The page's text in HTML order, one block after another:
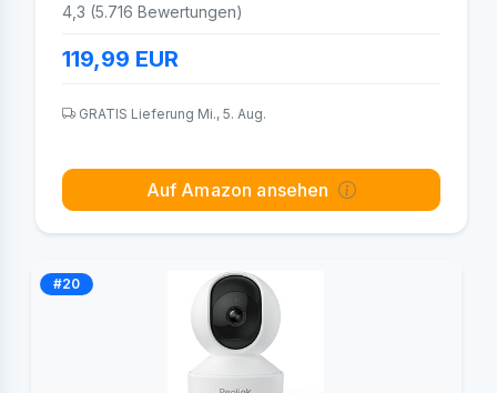
4,3 (5.716 Bewertungen)
119,99 EUR
GRATIS Lieferung Mi., 5. Aug.
Auf Amazon ansehen
#20